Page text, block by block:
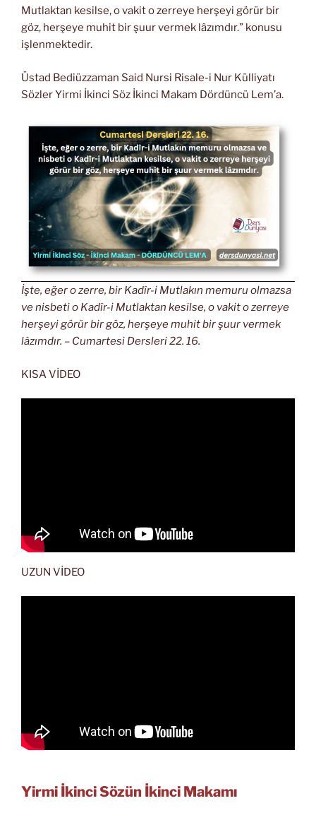
Mutlaktan kesilse, o vakit o zerreye herşeyi görür bir
göz, herşeye muhit bir şuur vermek lâzımdır.” konusu
işlenmektedir.
Üstad Bediüzzaman Said Nursi Risale-i Nur Külliyatı
Sözler Yirmi İkinci Söz İkinci Makam Dördüncü Lem’a.
İşte, eğer o zerre, bir Kadîr-i Mutlakın memuru olmazsa
ve nisbeti o Kadîr-i Mutlaktan kesilse, o vakit o zerreye
herşeyi görür bir göz, herşeye muhit bir şuur vermek
lâzımdır. – Cumartesi Dersleri 22. 16.
KISA VİDEO
UZUN VİDEO
Yirmi İkinci Sözün İkinci Makamı